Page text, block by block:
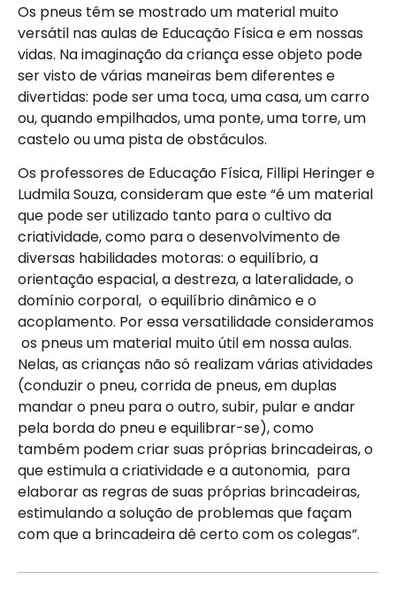
Os pneus têm se mostrado um material muito
versátil nas aulas de Educação Física e em nossas
vidas. Na imaginação da criança esse objeto pode
ser visto de várias maneiras bem diferentes e
divertidas: pode ser uma toca, uma casa, um carro
ou, quando empilhados, uma ponte, uma torre, um
castelo ou uma pista de obstáculos.
Os professores de Educação Física, Fillipi Heringer e
Ludmila Souza, consideram que este “é um material
que pode ser utilizado tanto para o cultivo da
criatividade, como para o desenvolvimento de
diversas habilidades motoras: o equilíbrio, a
orientação espacial, a destreza, a lateralidade, o
domínio corporal, o equilíbrio dinâmico e o
acoplamento. Por essa versatilidade consideramos
os pneus um material muito útil em nossa aulas.
Nelas, as crianças não só realizam várias atividades
(conduzir o pneu, corrida de pneus, em duplas
mandar o pneu para o outro, subir, pular e andar
pela borda do pneu e equilibrar-se), como
também podem criar suas próprias brincadeiras, o
que estimula a criatividade e a autonomia, para
elaborar as regras de suas próprias brincadeiras,
estimulando a solução de problemas que façam
com que a brincadeira dê certo com os colegas”.